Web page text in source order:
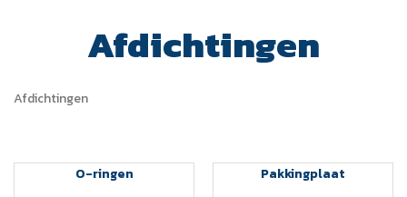
Afdichtingen
Afdichtingen
O-ringen Pakkingplaat